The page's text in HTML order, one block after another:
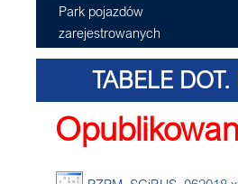
Park pojazdów
zarejestrowanych
TABELE